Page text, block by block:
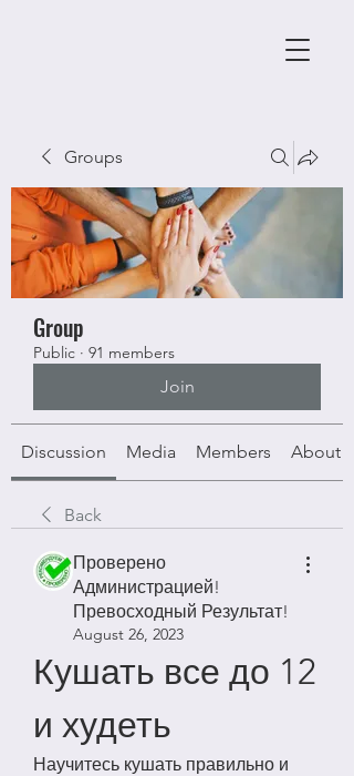
Groups
Group
Public · 91 members
Join
Discussion Media Members About
Back
Проверено
Администрацией!
Превосходный Результат!
August 26, 2023
Кушать все до 12
и худеть
Научитесь кушать правильно и